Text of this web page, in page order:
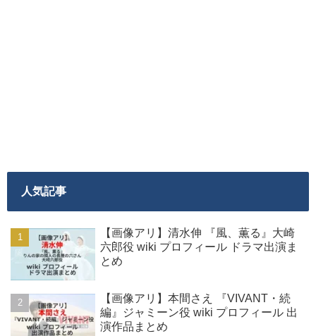
人気記事
【画像アリ】清水伸 『風、薫る』大崎
六郎役 wiki プロフィール ドラマ出演ま
とめ
【画像アリ】本間さえ 『VIVANT・続
編』ジャミーン役 wiki プロフィール 出
演作品まとめ